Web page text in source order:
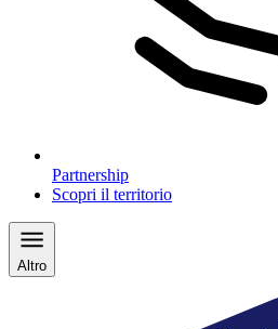
Partnership
Scopri il territorio
Altro